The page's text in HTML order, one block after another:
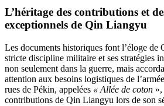
L’héritage des contributions et
exceptionnels de Qin Liangyu
Les documents historiques font l’éloge de
stricte discipline militaire et ses stratégies
non seulement dans la guerre, mais
attention aux besoins logistiques de
rues de Pékin, appelées « Allée de coton
contributions de Qin Liangyu lors de son